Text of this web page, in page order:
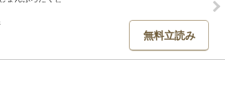
無料立読み